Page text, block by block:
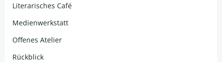
Literarisches Café
Medienwerkstatt
Offenes Atelier
Rückblick